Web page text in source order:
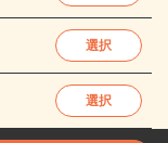
選択
選択